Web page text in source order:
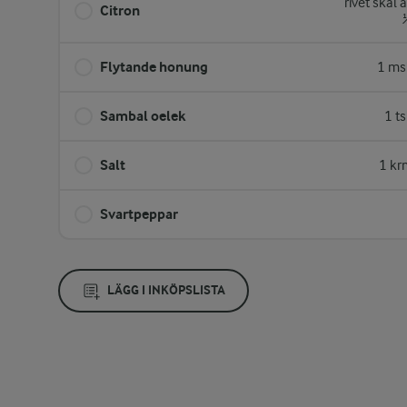
Citron
Flytande honung 1
Sambal oelek 1
Salt 1
Svartpeppar
LÄGG I INKÖPSLISTA